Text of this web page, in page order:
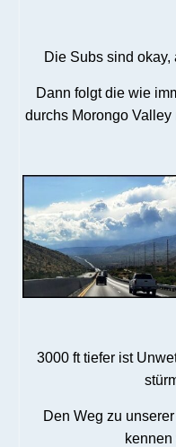
Die Subs sind
Dann folgt die wie
durchs Morongo
3000 ft tiefer ist
Den Weg zu
kennen